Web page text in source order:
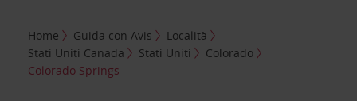
Home Guida con Avis
Località
Stati Uniti Canada
Stati Uniti
Colorado
Colorado Springs